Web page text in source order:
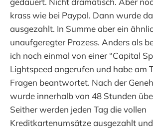
krass wie bei Paypal. Dann wurde
ausgezahlt. In Summe aber ein
unaufgeregter Prozess. Anders als
ich noch einmal von einer “Capital
Lightspeed angerufen und habe am
Fragen beantwortet. Nach der
wurde innerhalb von 48 Stunden
Seither werden jeden Tag die vollen
Kreditkartenumsätze ausgezahlt